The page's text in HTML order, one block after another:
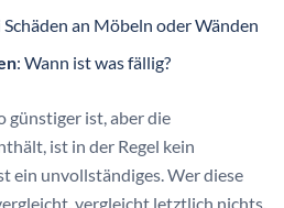
Schäden an Möbeln oder Wänden
: Wann ist was fällig?
günstiger ist, aber die
ist in der Regel kein
ein unvollständiges. Wer diese
vergleicht letztlich nichts.